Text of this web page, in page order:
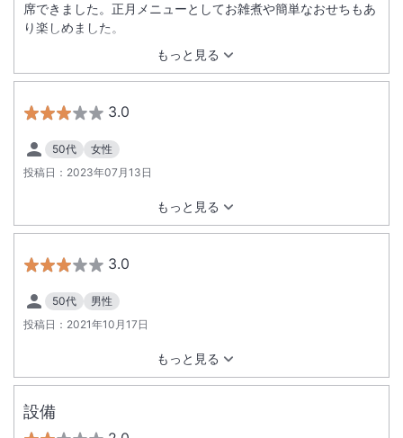
もっと見る
席できました。正月メニューとしてお雑煮や簡単なおせちもあ
り楽しめました。
3.0
50代
女性
投稿日： 2023年07月13日
もっと見る
3.0
50代
男性
投稿日： 2021年10月17日
もっと見る
設備